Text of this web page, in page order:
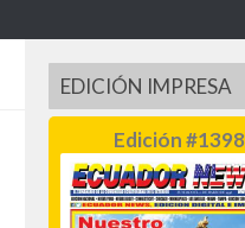
EDICIÓN IMPRESA
Edición #1398